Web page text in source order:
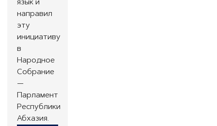
язык и
направил
эту
инициативу
в
Народное
Собрание
—
Парламент
Республики
Абхазия.